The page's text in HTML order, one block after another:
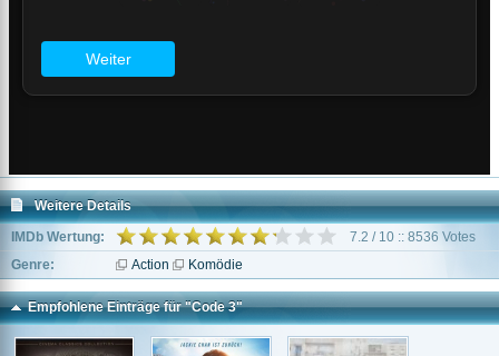
Weitere Details
IMDb Wertung:
7.2 / 10 :: 8536 Votes
Genre:
Action Komödie
Empfohlene Einträge für "Code 3"